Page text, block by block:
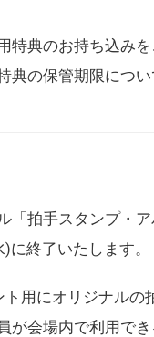
特典のお持ち込み
典の保管期限につ
「拍手スタンプ・
に終了いたします。
ト用にオリジナル
が会場内で利用で